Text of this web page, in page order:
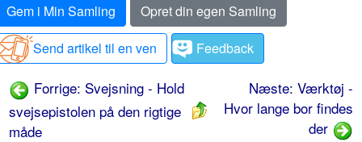
Gem i Min Samling
Opret din egen Samling
Send artikel til en ven
Feedback
Forrige: Svejsning - Hold
svejsepistolen på den rigtige
måde
Næste: Værktøj -
Hvor lange bor findes
der